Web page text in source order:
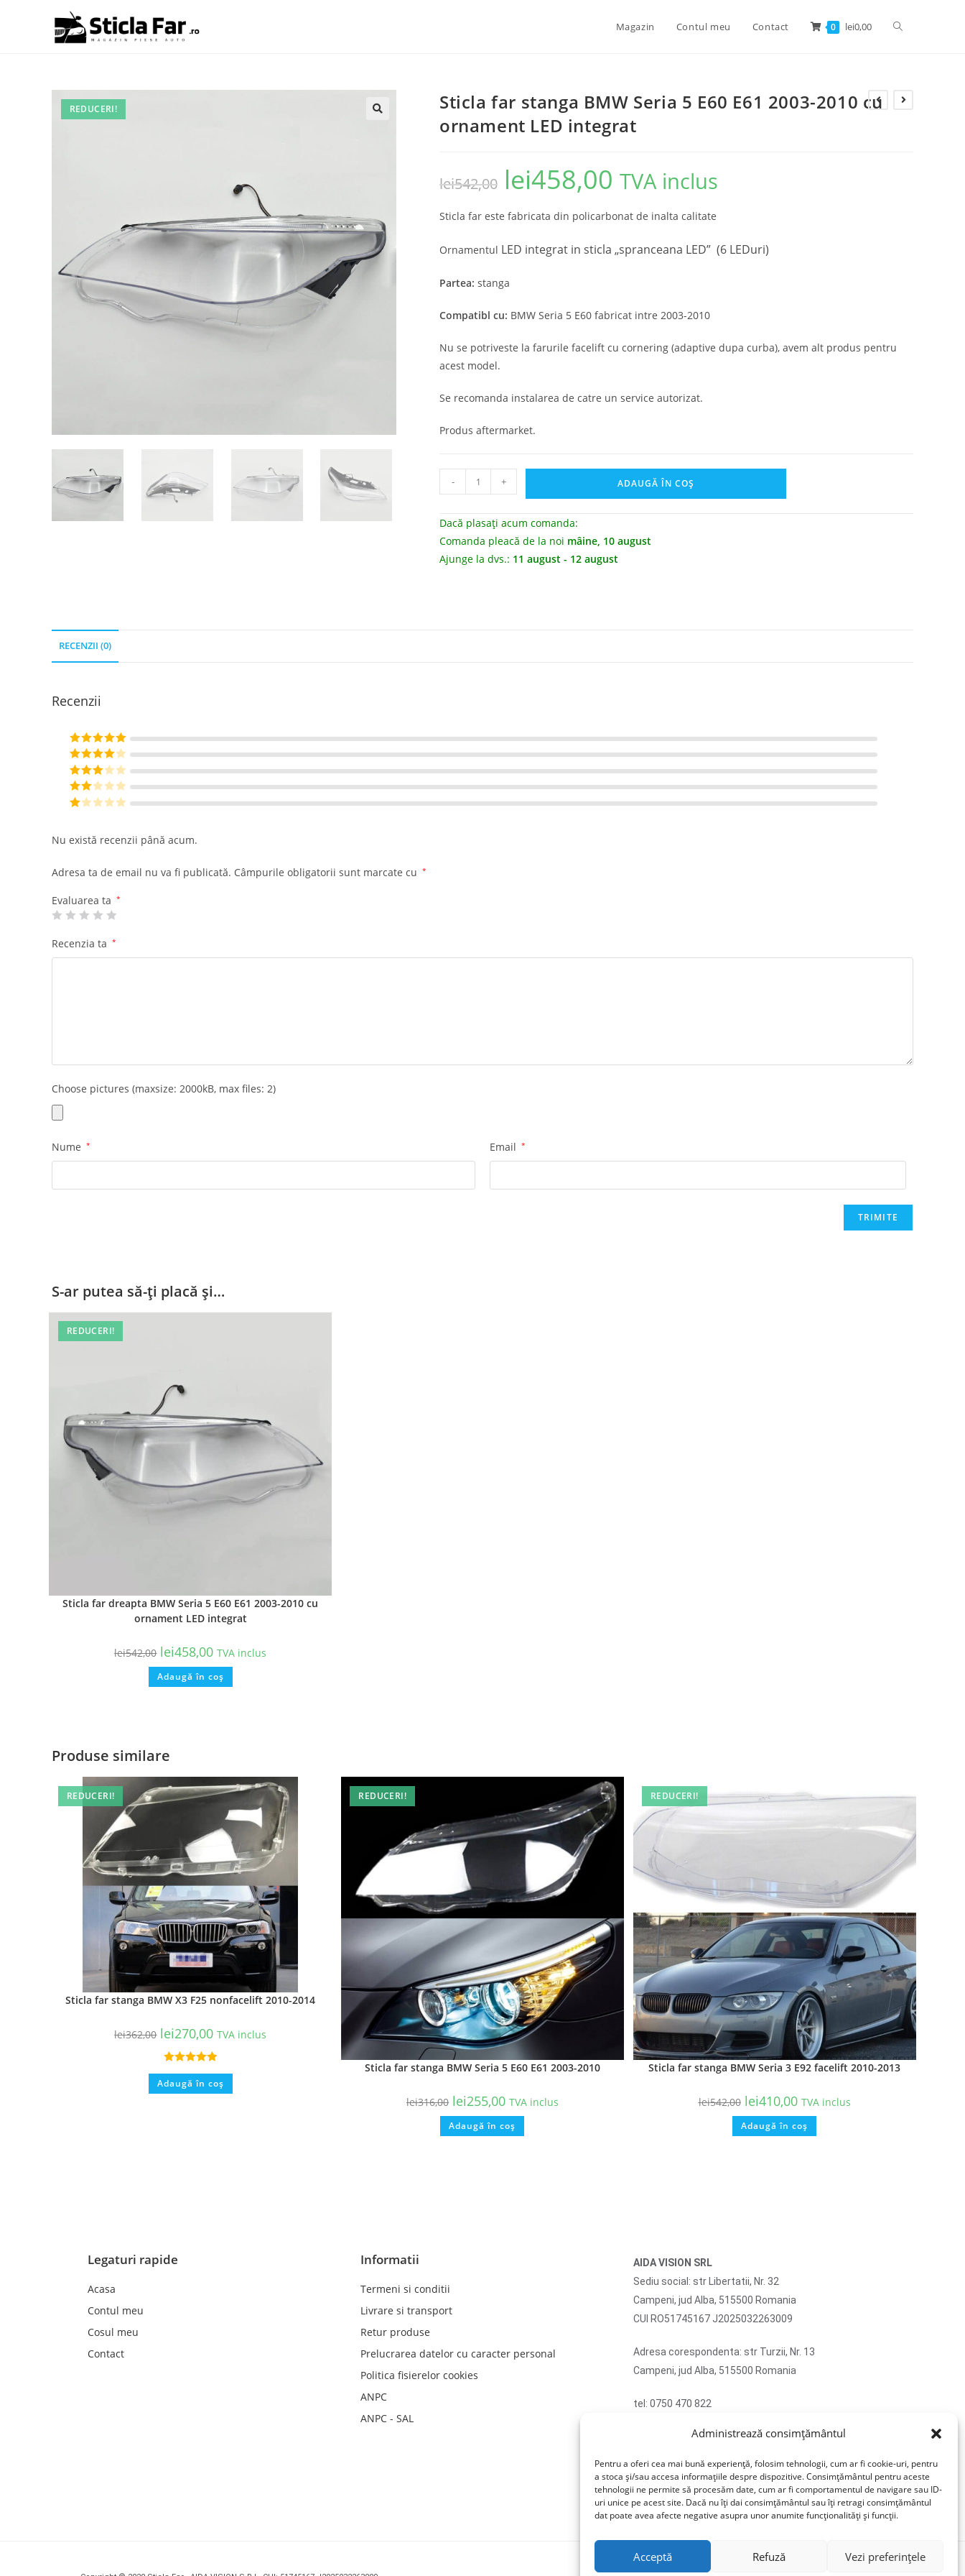
Administrează consimțământul
Pentru a oferi cea mai bună experiență, folosim tehnologii, cum ar fi cookie-uri, pentru
a stoca și/sau accesa informațiile despre dispozitive. Consimțământul pentru aceste
tehnologii ne permite să procesăm date, cum ar fi comportamentul de navigare sau ID-
uri unice pe acest site. Dacă nu îți dai consimțământul sau îți retragi consimțământul
dat poate avea afecte negative asupra unor anumite funcționalități și funcții.
Acceptă Refuză Vezi preferințele
Magazin Contul meu Contact 0 lei0,00
REDUCERI!
Sticla far stanga BMW Seria 5 E60 E61 2003-2010 cu
ornament LED integrat
lei542,00 lei458,00 TVA inclus
Sticla far este fabricata din policarbonat de inalta calitate
Ornamentul LED integrat in sticla „spranceana LED” (6 LEDuri)
Partea: stanga
Compatibl cu: BMW Seria 5 E60 fabricat intre 2003-2010
Nu se potriveste la farurile facelift cu cornering (adaptive dupa curba), avem alt produs pentru
acest model.
Se recomanda instalarea de catre un service autorizat.
Produs aftermarket.
- + ADAUGĂ ÎN COȘ
Dacă plasați acum comanda:
Comanda pleacă de la noi mâine, 10 august
Ajunge la dvs.: 11 august - 12 august
RECENZII (0)
Recenzii
Evaluat la5
din 5
Evaluat la
4din 5
Evaluat
la3din
Eval
di
5
Nu există recenzii până acum.
Adresa ta de email nu va fi publicată. Câmpurile obligatorii sunt marcate cu *
Evaluarea ta *
Recenzia ta *
Choose pictures (maxsize: 2000kB, max files: 2)
Nume * Email *
S-ar putea să-ți placă și…
REDUCERI!
Sticla far dreapta BMW Seria 5 E60 E61 2003-2010 cu
ornament LED integrat
lei542,00 lei458,00 TVA inclus
Adaugă în coș
Produse similare
REDUCERI!
Sticla far stanga BMW X3 F25 nonfacelift 2010-2014
lei362,00 lei270,00 TVA inclus
Evaluat la
5.00din 5
Adaugă în coș
REDUCERI!
Sticla far stanga BMW Seria 5 E60 E61 2003-2010
lei316,00 lei255,00 TVA inclus
Adaugă în coș
REDUCERI!
Sticla far stanga BMW Seria 3 E92 facelift 2010-2013
lei542,00 lei410,00 TVA inclus
Adaugă în coș
Legaturi rapide
Acasa
Contul meu
Cosul meu
Contact
Informatii
Termeni si conditii
Livrare si transport
Retur produse
Prelucrarea datelor cu caracter personal
Politica fisierelor cookies
ANPC
ANPC - SAL
AIDA VISION SRL
Sediu social: str Libertatii, Nr. 32
Campeni, jud Alba, 515500 Romania
CUI RO51745167 J2025032263009
Adresa corespondenta: str Turzii, Nr. 13
Campeni, jud Alba, 515500 Romania
tel: 0750 470 822
Nu detinem magazin de prezentare, comenzile se
livreaza exclusiv prin curierat.